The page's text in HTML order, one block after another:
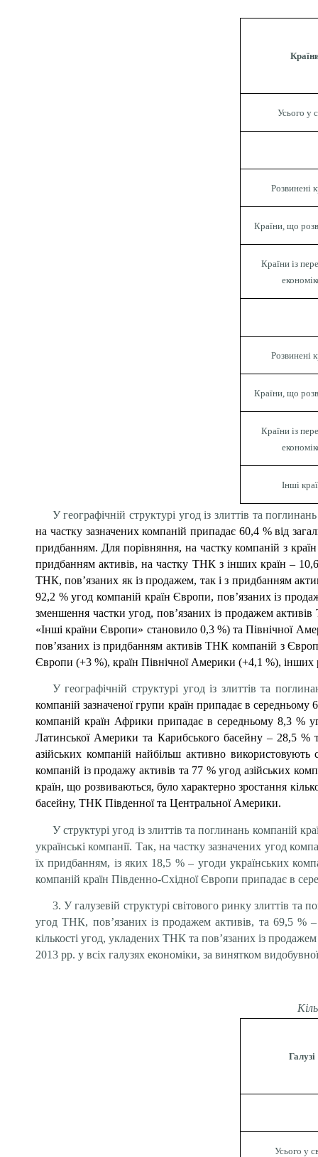
Усього у
Розвинені
Країни, що
Країни із
Розвинені
Країни, що
Країни із
Інші
У географічній структурі угод із злиттів та
на частку зазначених компаній припадає 60,4 % від
придбанням. Для порівняння, на частку компаній з
придбанням активів, на частку ТНК з інших країн – 10,6
ТНК, пов’язаних як із продажем, так і з придбанням
92,2 % угод компаній країн Європи, пов’язаних із
зменшення частки угод, пов’язаних із продажем
«Інші країни Європи» становило 0,3 %) та Північної
пов’язаних із придбанням активів ТНК компаній з
Європи (+3 %), країн Північної Америки (+4,1 %), інших
У географічній структурі угод із злиттів та
компаній зазначеної групи країн припадає в
компаній країн Африки припадає в середньому 8,3 %
Латинської Америки та Карибського басейну – 28,5 %
азійських компаній найбільш активно використовують
компаній із продажу активів та 77 % угод азійських
країн, що розвиваються, було характерно зростання
басейну, ТНК Південної та Центральної Америки.
У структурі угод із злиттів та поглинань компаній
українські компанії. Так, на частку зазначених угод
їх придбанням, із яких 18,5 % – угоди українських
компаній країн Південно-Східної Європи припадає в
3. У галузевій структурі світового ринку злиттів
угод ТНК, пов’язаних із продажем активів, та 69,5 %
кількості угод, укладених ТНК та пов’язаних із
2013 рр. у всіх галузях економіки, за винятком
Галузі
Усього у